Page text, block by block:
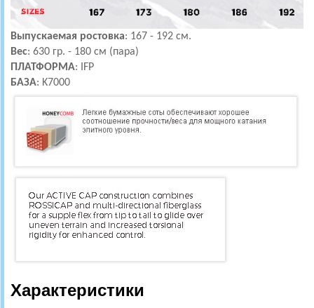
Выпускаемая ростовка: 167 - 192 см.
Вес: 630 гр. - 180 см (пара)
ПЛАТФОРМА: IFP
БАЗА: K7000
Характеристики